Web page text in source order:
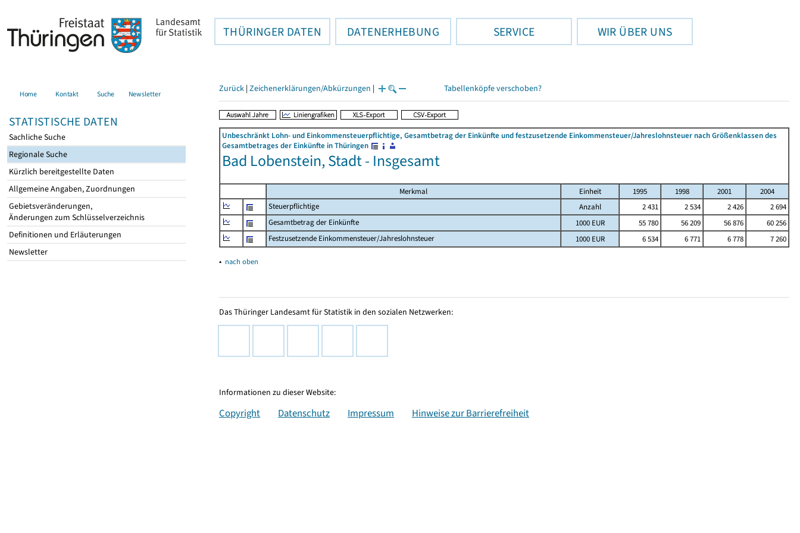
THÜRINGER DATEN DATENERHEBUNG SERVICE WIR ÜBER UNS
Home Kontakt Suche Newsletter
STATISTISCHE DATEN
Sachliche Suche
Regionale Suche
Kürzlich bereitgestellte Daten
Allgemeine Angaben, Zuordnungen
Gebietsveränderungen,
Änderungen zum Schlüsselverzeichnis
Definitionen und Erläuterungen
Newsletter
Zurück | Zeichenerklärungen/Abkürzungen | Tabellenköpfe verschoben?
Unbeschränkt Lohn- und Einkommensteuerpflichtige, Gesamtbetrag der Einkünfte und festzusetzende Einkommensteuer/Jahreslohnsteuer nach Größenklassen des
Gesamtbetrages der Einkünfte in Thüringen
Bad Lobenstein, Stadt - Insgesamt
Merkmal Einheit 1995 1998 2001
2004
Steuerpflichtige
Anzahl 2 431 2 534 2 426
2 694
Gesamtbetrag der Einkünfte
1000 EUR 55 780 56 209 56 876
60 256
Festzusetzende Einkommensteuer/Jahreslohnsteuer
1000 EUR 6 534 6 771 6 778 7 260
▴ nach oben
Das Thüringer Landesamt für Statistik in den sozialen Netzwerken:
Informationen zu dieser Website:
Copyright Datenschutz Impressum Hinweise zur Barrierefreiheit